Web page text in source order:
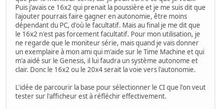
Puis j'avais ce 16x2 qui prenait la poussière et je me suis dit que
l'ajouter pourrais faire gagner en autonomie, être moins
dépendant du PC, d'où le facultatif. Mais au final je me dit que
le 16x2 n'est pas forcement facultatif. Pour mon utilisation, je
ne regarde que le moniteur série, mais quand je vais donner
un exemplaire à mon ami qui m'aide sur le Time Machine et qui
m'a aidé sur le Genesis, il lui faudra un système autonome et
clair. Donc le 16x2 ou le 20x4 serait la voie vers l'autonomie.
L'idée de parcourir la base pour sélectionner le CI que l'on veut
tester sur l'afficheur est à réfléchir effectivement.